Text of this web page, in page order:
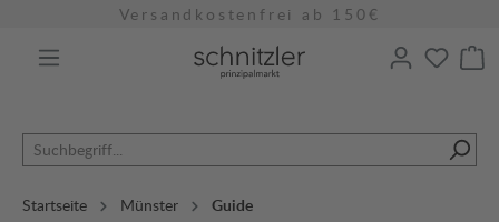
Versandkostenfrei ab 150€
Startseite Münster Guide